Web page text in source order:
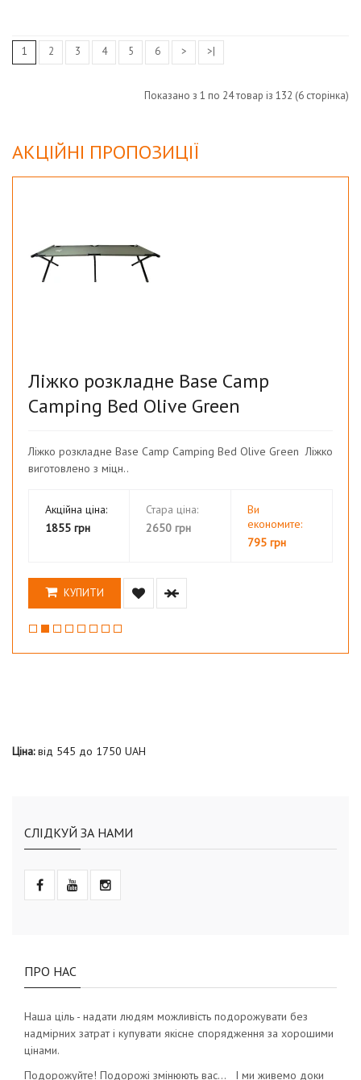
1 2 3 4 5 6 > >|
Показано з 1 по 24 товар із 132 (6 сторінка)
АКЦІЙНІ ПРОПОЗИЦІЇ
Ліжко розкладне Base Camp
Camping Bed Olive Green
Ліжко розкладне Base Camp Camping Bed Olive Green Ліжко
виготовлено з міцн..
Акційна ціна:
1855 грн
Стара ціна:
2650 грн
Ви
економите:
795 грн
КУПИТИ
Ціна:від 545 до 1750 UAH
СЛІДКУЙ ЗА НАМИ
ПРО НАС
Наша ціль - надати людям можливість подорожувати без
надмірних затрат і купувати якісне спорядження за хорошими
цінами.
Подорожуйте! Подорожі змінюють вас… І ми живемо доки